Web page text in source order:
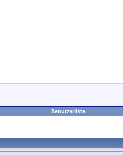
Benutzerliste